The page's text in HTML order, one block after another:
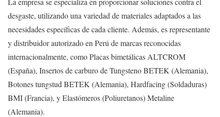
desgaste, utilizando una variedad de materiales adaptados a las
necesidades específicas de cada cliente. Además, es representante
y distribuidor autorizado en Perú de marcas reconocidas
internacionalmente, como Placas bimetálicas ALTCROM
(España), Insertos de carburo de Tungsteno BETEK (Alemania),
Botones tungstud BETEK (Alemania), Hardfacing (Soldaduras)
BMI (Francia), y Elastómeros (Poliuretanos) Metaline
(Alemania).